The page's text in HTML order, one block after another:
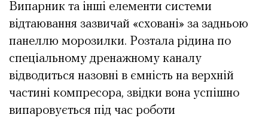
Випарник та інші елементи системи
відтаювання зазвичай «сховані» за задньою
панеллю морозилки. Розтала рідина по
спеціальному дренажному каналу
відводиться назовні в ємність на верхній
частині компресора, звідки вона успішно
випаровується під час роботи